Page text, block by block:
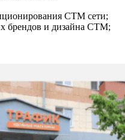
СТМ сети;
брендов и дизайна СТМ;